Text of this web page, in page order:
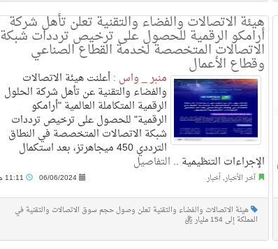
هيئة الاتصالات والفضاء والتقنية تعلن تأهل شركة
أرامكو الرقمية للحصول على ترخيص ترددات شبكة
الاتصالات المتخصصة لخدمة القطاع الصناعي
وقطاع الأعمال
منبر _ واس :أعلنت هيئة الاتصالات
والفضاء والتقنية عن تأهل شركة الحلول
الرقمية المتكاملة العالمية "أرامكو
الرقمية" للحصول على ترخيص ترددات
شبكة الاتصالات المتخصصة في النطاق
الترددي 450 ميجاهرتز، بعد استكمال
الإجراءات التنظيمية .. التفاصيل
آخر الأخبار,أخبار 06/06/2024
هيئة الاتصالات والفضاء والتقنية تعلن وصول حجم سوق الاتصالات والتقنية في
المملكة إلى 154 مليار ريال